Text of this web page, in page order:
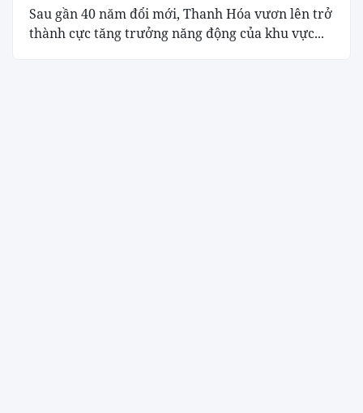
Sau gần 40 năm đổi mới, Thanh Hóa vươn lên trở
thành cực tăng trưởng năng động của khu vực...